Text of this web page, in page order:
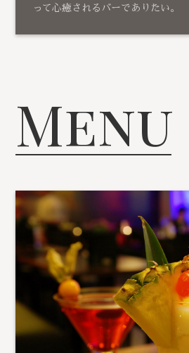
って心癒されるバーでありたい。
Menu